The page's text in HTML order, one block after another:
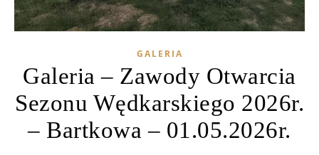
GALERIA
Galeria – Zawody Otwarcia
Sezonu Wędkarskiego 2026r.
– Bartkowa – 01.05.2026r.